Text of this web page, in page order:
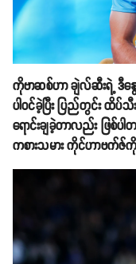
ကိုဗာဆစ်ဟာ ချဲလ်ဆီးရဲ့ ဒီနွေ
ပါဝင်ခဲ့ပြီး ပြည်တွင်း
ရောင်းချခဲ့တာလည်း ဖြစ်
ကစားသမား ကိုင်ဟာဗက်ဇ်